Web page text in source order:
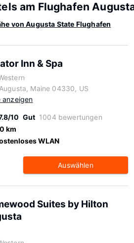
am Flughafen
von Augusta State Flughafen
Inn & Spa
Maine 04330, US
anzeigen
10 Gut 1004 bewertungen
km
WLAN
Auswählen
Suites by Hilton